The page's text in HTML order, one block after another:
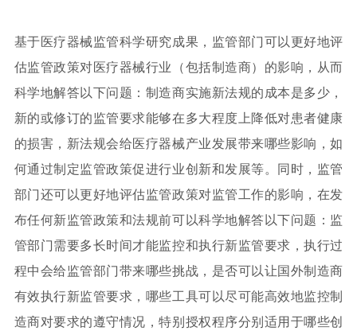
基于医疗器械监管科学研究成果，监管部门可以更好地评
估监管政策对医疗器械行业（包括制造商）的影响，从而
科学地解答以下问题：制造商实施新法规的成本是多少，
新的或修订的监管要求能够在多大程度上降低对患者健康
的损害，新法规会给医疗器械产业发展带来哪些影响，如
何通过制定监管政策促进行业创新和发展等。同时，监管
部门还可以更好地评估监管政策对监管工作的影响，在发
布任何新监管政策和法规前可以科学地解答以下问题：监
管部门需要多长时间才能监控和执行新监管要求，执行过
程中会给监管部门带来哪些挑战，是否可以让国外制造商
有效执行新监管要求，哪些工具可以尽可能高效地监控制
造商对要求的遵守情况，特别授权程序分别适用于哪些创